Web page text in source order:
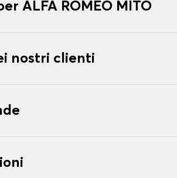
ALFA ROMEO MITO
nostri clienti